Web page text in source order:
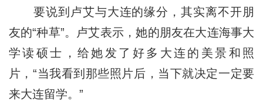
要说到卢艾与大连的缘分，其实离不开朋
友的“种草”。卢艾表示，她的朋友在大连海事大
学读硕士，给她发了好多大连的美景和照
片，“当我看到那些照片后，当下就决定一定要
来大连留学。”